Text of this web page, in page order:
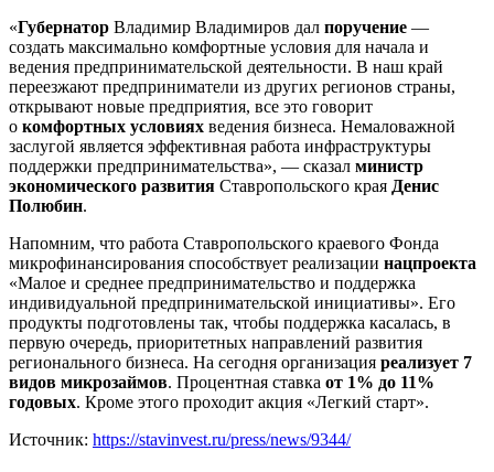
«Губернатор Владимир Владимиров дал поручение —
создать максимально комфортные условия для начала и
ведения предпринимательской деятельности. В наш край
переезжают предприниматели из других регионов страны,
открывают новые предприятия, все это говорит
о комфортных условиях ведения бизнеса. Немаловажной
заслугой является эффективная работа инфраструктуры
поддержки предпринимательства», — сказал министр
экономического развития Ставропольского края Денис
Полюбин.
Напомним, что работа Ставропольского краевого Фонда
микрофинансирования способствует реализации нацпроекта
«Малое и среднее предпринимательство и поддержка
индивидуальной предпринимательской инициативы». Его
продукты подготовлены так, чтобы поддержка касалась, в
первую очередь, приоритетных направлений развития
регионального бизнеса. На сегодня организация реализует 7
видов микрозаймов. Процентная ставка от 1% до 11%
годовых. Кроме этого проходит акция «Легкий старт».
Источник: https://stavinvest.ru/press/news/9344/